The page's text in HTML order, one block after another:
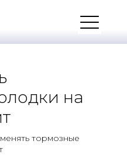
на
тормозные